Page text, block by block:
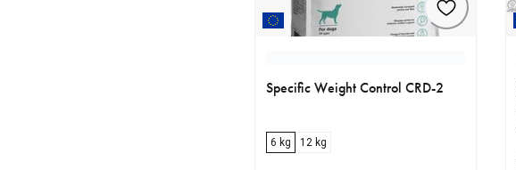
Specific Weight Control CRD-2
6 kg 12 kg